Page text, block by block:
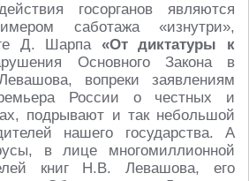
госорганов являются
саботажа «изнутри»,
Д. Шарпа «От диктатуры к
Основного Закона в
вопреки заявлениям
России о честных и
подрывают и так небольшой
нашего государства. А
в лице многомиллионной
книг Н.В. Левашова, его